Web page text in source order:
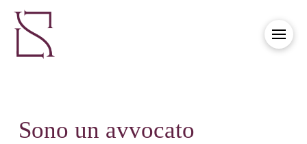
Sono un avvocato